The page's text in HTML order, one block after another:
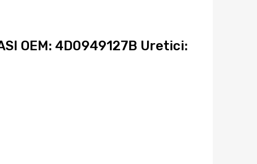
OEM: 4D0949127B Uretici: